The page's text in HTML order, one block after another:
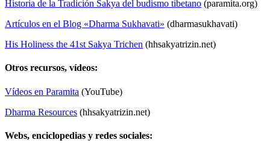
Historia de la Tradición Sakya del budismo tibetano (paramita.org)
Artículos en el Blog «Dharma Sukhavati» (dharmasukhavati)
His Holiness the 41st Sakya Trichen (hhsakyatrizin.net)
Otros recursos, vídeos:
Vídeos en Paramita (YouTube)
Dharma Resources (hhsakyatrizin.net)
Webs, enciclopedias y redes sociales: